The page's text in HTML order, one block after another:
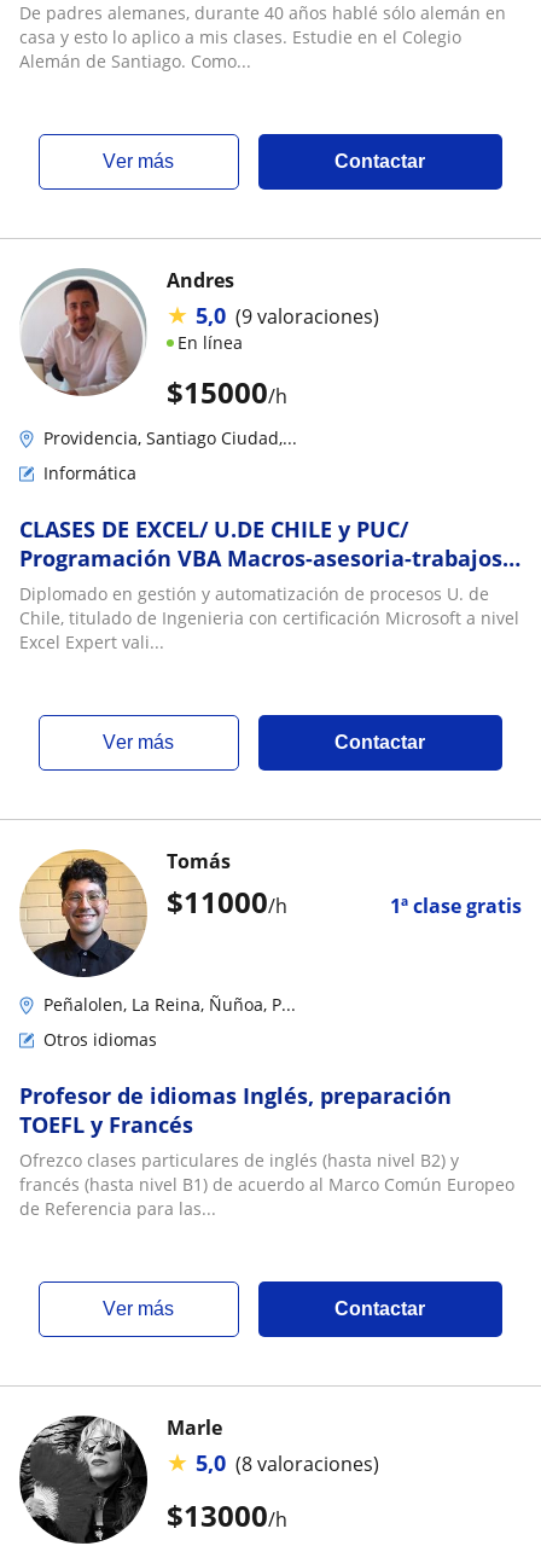
De padres alemanes, durante 40 años hablé sólo alemán en
casa y esto lo aplico a mis clases. Estudie en el Colegio
Alemán de Santiago. Como...
ver más Contactar
$15000/h
Andres
★ 5,0 (9 valoraciones)
En línea
Providencia, Santiago Ciudad,...
Informática
CLASES DE EXCEL/ U.DE CHILE y PUC/
Programación VBA Macros-asesoria-trabajos-
power bi-power query
Diplomado en gestión y automatización de procesos U. de
Chile, titulado de Ingenieria con certificación Microsoft a nivel
Excel Expert vali...
ver más Contactar
$11000/h 1ª clase gratis
Tomás
Peñalolen, La Reina, Ñuñoa, P...
Otros idiomas
Profesor de idiomas Inglés, preparación
TOEFL y Francés
Ofrezco clases particulares de inglés (hasta nivel B2) y
francés (hasta nivel B1) de acuerdo al Marco Común Europeo
de Referencia para las...
ver más Contactar
$13000/h
Marle
★ 5,0 (8 valoraciones)